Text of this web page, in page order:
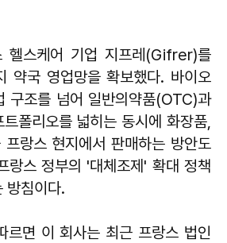
헬스케어 기업 지프레(Gifrer)를
약국 영업망을 확보했다. 바이오
구조를 넘어 일반의약품(OTC)과
폴리오를 넓히는 동시에 화장품,
프랑스 현지에서 판매하는 방안도
랑스 정부의 '대체조제' 확대 정책
방침이다.
르면 이 회사는 최근 프랑스 법인